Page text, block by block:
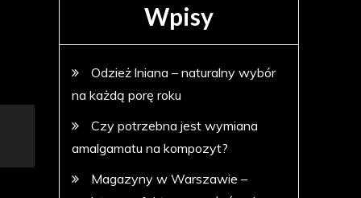
Wpisy
Odzież lniana – naturalny wybór
na każdą porę roku
Czy potrzebna jest wymiana
amalgamatu na kompozyt?
Magazyny w Warszawie –